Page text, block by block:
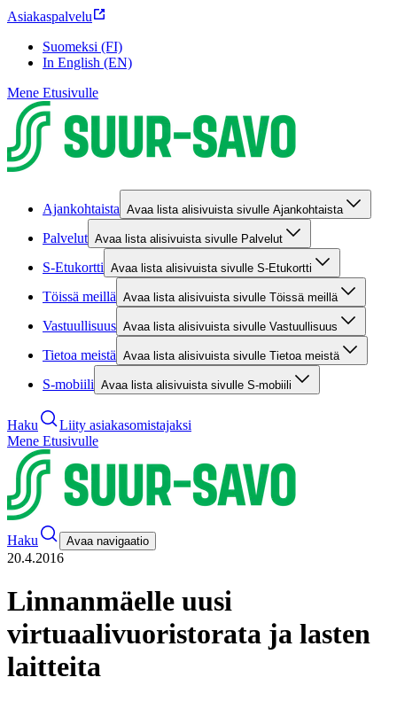
Asiakaspalvelu
Suomeksi (FI)
In English (EN)
Mene Etusivulle
Ajankohtaista Avaa lista alisivuista sivulle Ajankohtaista
Palvelut Avaa lista alisivuista sivulle Palvelut
S-Etukortti Avaa lista alisivuista sivulle S-Etukortti
Töissä meillä Avaa lista alisivuista sivulle Töissä meillä
Vastuullisuus Avaa lista alisivuista sivulle Vastuullisuus
Tietoa meistä Avaa lista alisivuista sivulle Tietoa meistä
S-mobiili Avaa lista alisivuista sivulle S-mobiili
Haku
Liity asiakasomistajaksi
Mene Etusivulle
Haku Avaa navigaatio
20.4.2016
Linnanmäelle uusi
virtuaalivuoristorata ja lasten
laitteita